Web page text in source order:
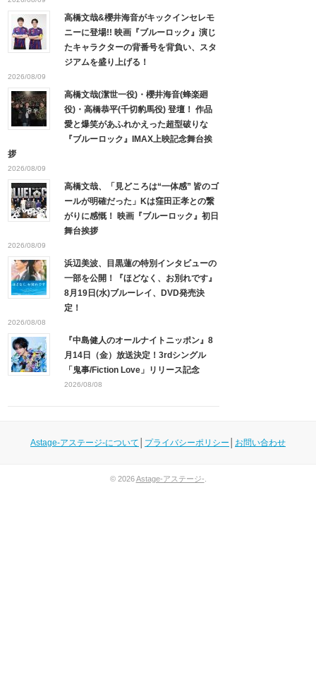
高橋文哉&櫻井海音がキックインセレモ
ニーに登場!! 映画『ブルーロック』演じ
たキャラクターの背番号を背負い、スタ
ジアムを盛り上げる！
2026/08/09
高橋文哉(潔世一役)・櫻井海音(蜂楽廻
役)・高橋恭平(千切豹馬役) 登壇！ 作品
愛と爆笑があふれかえった超型破りな
『ブルーロック』IMAX上映記念舞台挨
拶
2026/08/09
高橋文哉、「見どころは“一体感” 皆のゴ
ールが明確だった」Kは窪田正孝との繋
がりに感慨！ 映画『ブルーロック』初日
舞台挨拶
2026/08/09
浜辺美波、目黒蓮の特別インタビューの
一部を公開！『ほどなく、お別れです』
8月19日(水)ブルーレイ、DVD発売決
定！
2026/08/08
『中島健人のオールナイトニッポン』8
月14日（金）放送決定！3rdシングル
「鬼事/Fiction Love」リリース記念
2026/08/08
Astage-アステージ-について プライバシーポリシー お問い合わせ
© 2026Astage-アステージ-